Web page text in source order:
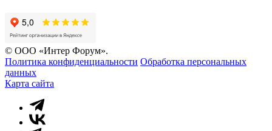
© ООО «Интер Форум».
Политика конфиденциальности Обработка персональных
данных
Карта сайта